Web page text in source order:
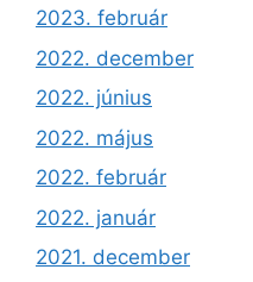
2023. február
2022. december
2022. június
2022. május
2022. február
2022. január
2021. december